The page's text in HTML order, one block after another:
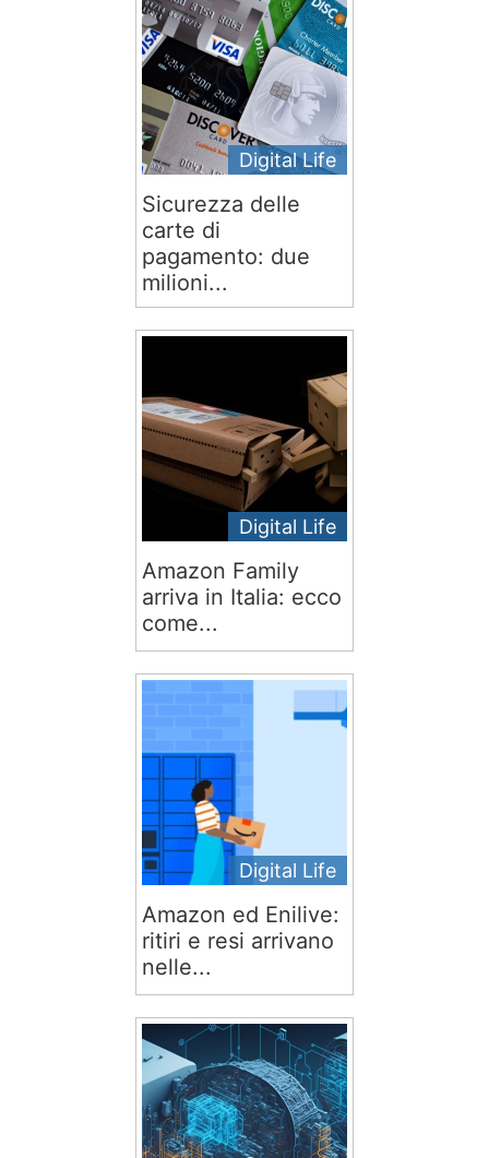
Digital Life
Sicurezza delle
carte di
pagamento: due
milioni...
Digital Life
Amazon Family
arriva in Italia: ecco
come...
Digital Life
Amazon ed Enilive:
ritiri e resi arrivano
nelle...